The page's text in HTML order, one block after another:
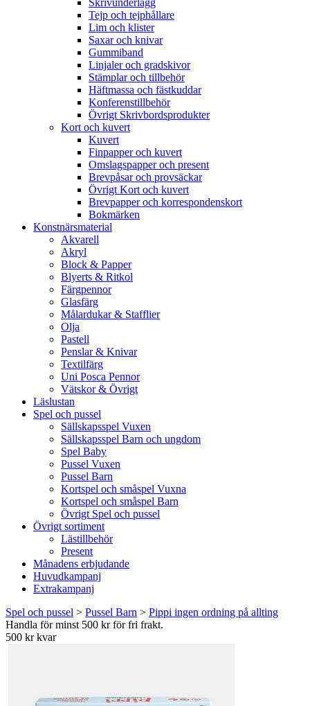
Skrivunderlägg
Tejp och tejphållare
Lim och klister
Saxar och knivar
Gummiband
Linjaler och gradskivor
Stämplar och tillbehör
Häftmassa och fästkuddar
Konferenstillbehör
Övrigt Skrivbordsprodukter
Kort och kuvert
Kuvert
Finpapper och kuvert
Omslagspapper och present
Brevpåsar och provsäckar
Övrigt Kort och kuvert
Brevpapper och korrespondenskort
Bokmärken
Konstnärsmaterial
Akvarell
Akryl
Block & Papper
Blyerts & Ritkol
Färgpennor
Glasfärg
Målardukar & Stafflier
Olja
Pastell
Penslar & Knivar
Textilfärg
Uni Posca Pennor
Vätskor & Övrigt
Läslustan
Spel och pussel
Sällskapsspel Vuxen
Sällskapsspel Barn och ungdom
Spel Baby
Pussel Vuxen
Pussel Barn
Kortspel och småspel Vuxna
Kortspel och småspel Barn
Övrigt Spel och pussel
Övrigt sortiment
Lästillbehör
Present
Månadens erbjudande
Huvudkampanj
Extrakampanj
Spel och pussel > Pussel Barn > Pippi ingen ordning på allting
Handla för minst 500 kr för fri frakt.
500 kr kvar